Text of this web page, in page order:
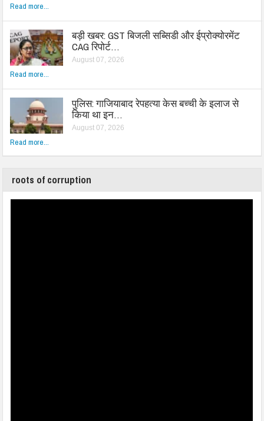
Read more...
बड़ी खबर: GST बिजली सब्सिडी और ईप्रोक्योरमेंट
CAG रिपोर्ट…
August 07, 2026
Read more...
पुलिस: गाजियाबाद रेपहत्या केस बच्ची के इलाज से
किया था इन…
August 07, 2026
Read more...
roots of corruption